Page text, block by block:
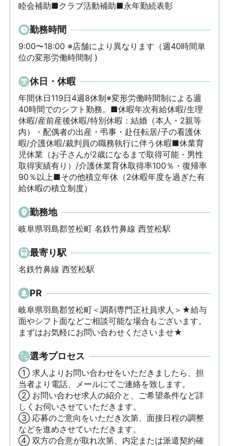
睦会補助■クラブ活動補助■永年勤続表彰
勤務時間
9:00〜18:00 ※店舗により異なります（週40時間単
位の変形労働時間制 )
休日・休暇
年間休日119日4週8休制※変形労働時間制による週
40時間でのシフト勤務。■休暇年次有給休暇/生理
休暇/産前産後休暇/特別休暇：結婚（本人・2親等
内）・配偶者の出産・弔事・赴任転居/子の看護休
暇/介護休暇/裁判員の職務執行に伴う休暇■休業育
児休業（お子さんが2歳になるまで取得可能・男性
取得実績有り）/介護休業育休取得率100％・復帰率
90％以上■その他積立年休（2休暇年度を過ぎた有
給休暇の積立制度）
勤務地
岐阜県羽島郡笠松町 名鉄竹鼻線 西笠松駅
最寄り駅
名鉄竹鼻線 西笠松駅
PR
岐阜県羽島郡笠松町＜調剤専門正社員求人＞★給与
面やシフト面などご相談可能な場合もございます。
まずはお気軽にお問い合わせくださいませ★
選考プロセス
① 求人よりお問い合わせをいただきましたら、担
当者より電話、メールにてご連絡を致します。
② お問い合わせ求人の紹介と、ご希望条件など詳
しくお伺いさせていただきます。
③ 応募のご意向をいただき次第、面接日程の調整
などを進めさせていただきます。
④ 双方の合意が取れ次第、内定または派遣契約確